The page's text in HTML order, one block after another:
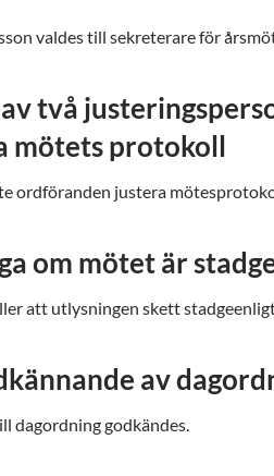
valdes till sekreterare för
av två
mötets protokoll
ordföranden justera
om mötet är
att utlysningen skett
av
dagordning godkändes.